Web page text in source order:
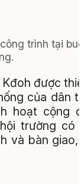
trình tại
được
của dân
hoạt cộng
trường có
và bàn giao,